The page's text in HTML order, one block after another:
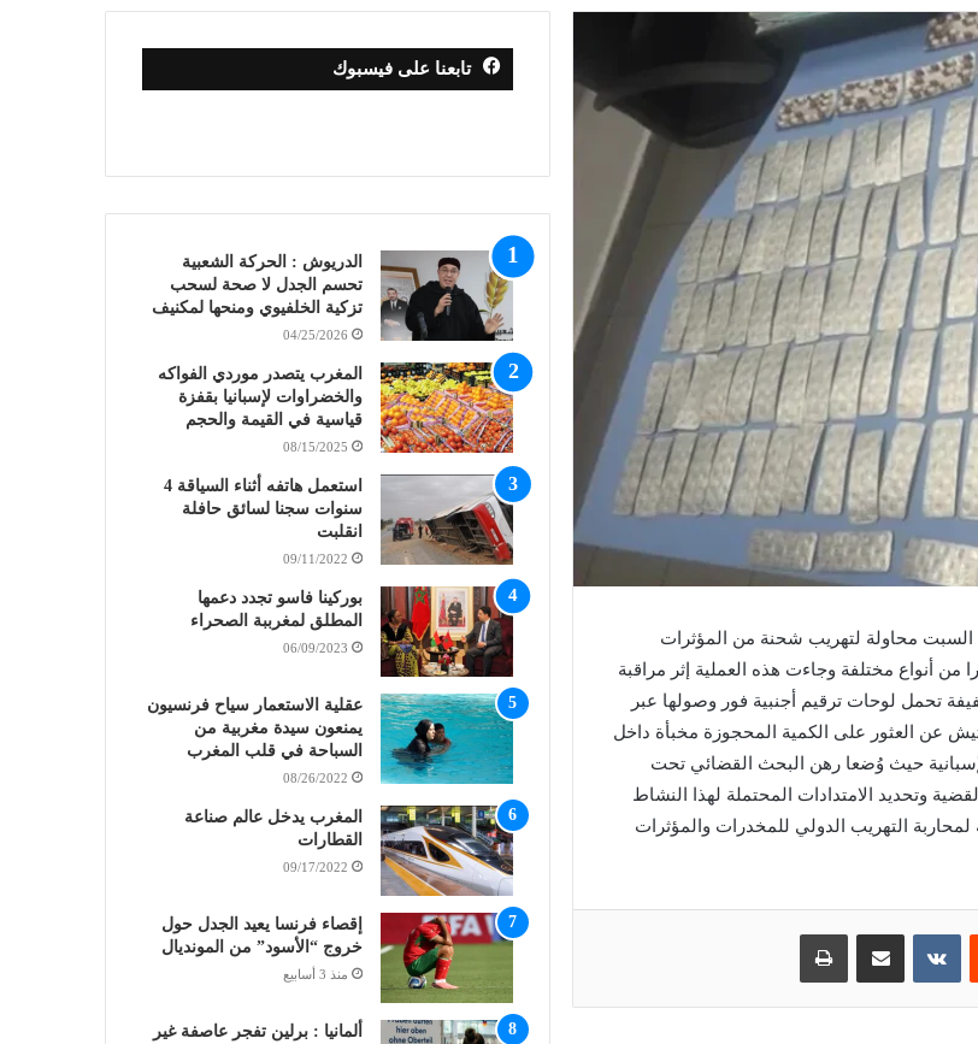
السبت محاولة لتهريب شحنة من المؤثرات
بلغ مجموعها 1571 قرصا طبيا مخدرا من أنواع مختلفة وجاءت هذه العملية إثر مراقبة
تحمل لوحات ترقيم أجنبية فور وصولها عبر
عن العثور على الكمية المحجوزة مخبأة داخل
حيث وُضعا رهن البحث القضائي تحت
وتحديد الامتدادات المحتملة لهذا النشاط
التهريب الدولي للمخدرات والمؤثرات
مشاركة عبر البريد طباعة
تابعنا على فيسبوك
الدريوش : الحركة الشعبية
تحسم الجدل لا صحة لسحب
تزكية الخلفيوي ومنحها لمكنيف
04/25/2026
المغرب يتصدر موردي الفواكه
والخضراوات لإسبانيا بقفزة
قياسية في القيمة والحجم
08/15/2025
استعمل هاتفه أثناء السياقة 4
سنوات سجنا لسائق حافلة
انقلبت
09/11/2022
بوركينا فاسو تجدد دعمها
المطلق لمغرببة الصحراء
06/09/2023
عقلية الاستعمار سياح فرنسيون
يمنعون سيدة مغربية من
السباحة في قلب المغرب
08/26/2022
المغرب يدخل عالم صناعة
القطارات
09/17/2022
إقصاء فرنسا يعيد الجدل حول
خروج “الأسود” من المونديال
منذ 3 أسابيع
ألمانيا : برلين تفجر عاصفة غير